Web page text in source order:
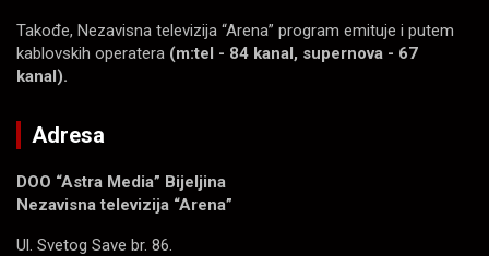
Takođe, Nezavisna televizija “Arena” program emituje i putem
kablovskih operatera (m:tel - 84 kanal, supernova - 67
kanal).
Adresa
DOO “Astra Media” Bijeljina
Nezavisna televizija “Arena”
Ul. Svetog Save br. 86.